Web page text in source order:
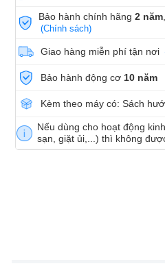
Bảo hành chính hãng2 năm
(Chính sách)
Giao hàng miễn phí tận nơi
Bảo hành động cơ 10 năm
Kèm theo máy có: Sách
Nếu dùng cho hoạt động
sạn, giặt ủi,...) thì không